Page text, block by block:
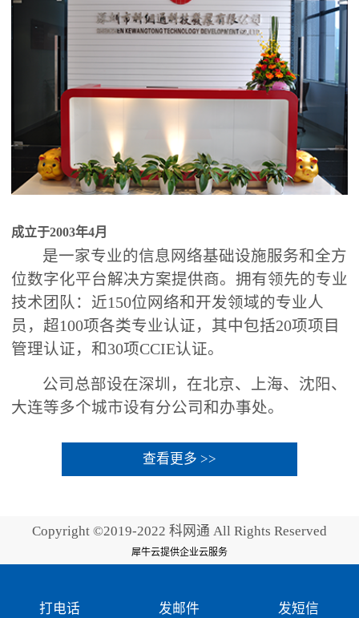
成立于2003年4月
是一家专业的信息网络基础设施服务和全方
位数字化平台解决方案提供商。拥有领先的专业
技术团队：近150位网络和开发领域的专业人
员，超100项各类专业认证，其中包括20项项目
管理认证，和30项CCIE认证。
公司总部设在深圳，在北京、上海、沈阳、
大连等多个城市设有分公司和办事处。
查看更多 >>
Copyright ©2019-2022 科网通 All Rights Reserved
犀牛云提供企业云服务
打电话 发邮件 发短信